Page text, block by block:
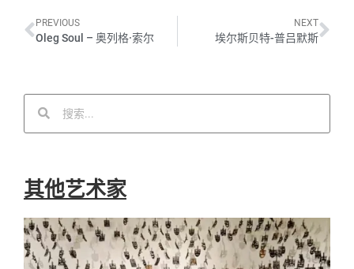
PREVIOUS
Oleg Soul – 奥列格·索尔
NEXT
埃尔斯贝特-普吕默斯
其他艺术家